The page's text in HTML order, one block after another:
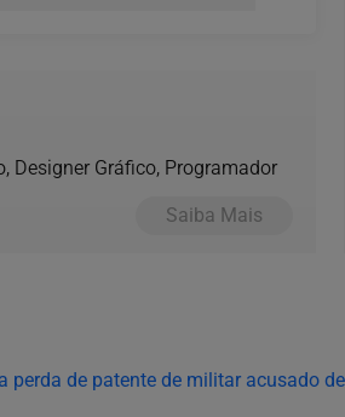
Designer Gráfico, Programador
Saiba Mais